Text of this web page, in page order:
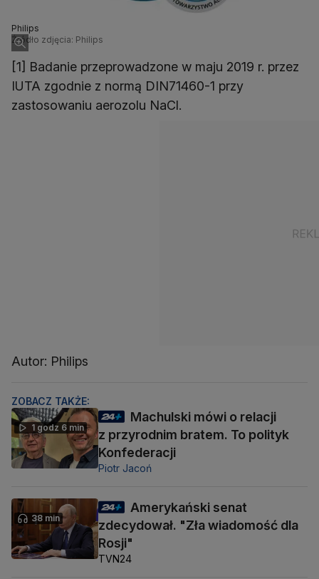
Philips
Źródło zdjęcia: Philips
[1] Badanie przeprowadzone w maju 2019 r. przez
IUTA zgodnie z normą DIN71460-1 przy
zastosowaniu aerozolu NaCl.
Autor: Philips
ZOBACZ TAKŻE:
1 godz 6 min
Machulski mówi o relacji
z przyrodnim bratem. To polityk
Konfederacji
Piotr Jacoń
38 min
Amerykański senat
zdecydował. "Zła wiadomość dla
Rosji"
TVN24